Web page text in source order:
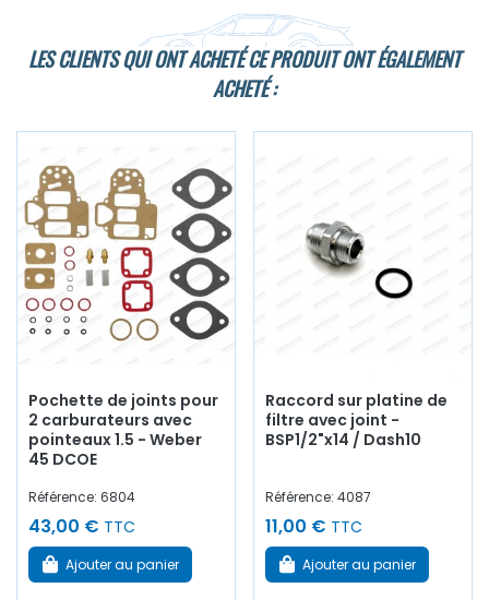
LES CLIENTS QUI ONT ACHETÉ CE PRODUIT ONT ÉGALEMENT
ACHETÉ :
Pochette de joints pour
2 carburateurs avec
pointeaux 1.5 - Weber
45 DCOE
Référence: 6804
43,00 € TTC
Ajouter au panier
Raccord sur platine de
filtre avec joint -
BSP1/2"x14 / Dash10
Référence: 4087
11,00 € TTC
Ajouter au panier